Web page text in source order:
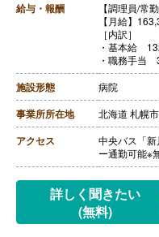
給与・報酬
【調理員/常
【月給】
［内訳］
・基本給
・職務手当
［その他手当
・早出手当
【賞与】年2
【通勤手当】
【昇給】あ
績
【退職金】
【調理員/非
【賞与】なし
【通勤手当
【昇給】あり
【退職金】な
施設形態 病院
事業所所在地 北海道 札幌
アクセス
中央バス「
ー通勤可能※
詳しく聞きたい
(無料)